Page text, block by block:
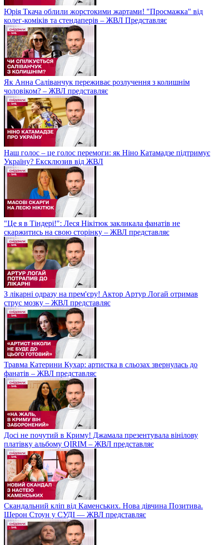
Юрія Ткача облили жорстокими жартами! "Просмажка" від
колег-коміків та стендаперів – ЖВЛ Представляє
Як Анна Саліванчук переживає розлучення з колишнім
чоловіком? – ЖВЛ представляє
Наш голос – це голос перемоги: як Ніно Катамадзе підтримує
Україну? Ексклюзив від ЖВЛ
"Це я в Тіндері!": Леся Нікітюк закликала фанатів не
скаржитись на свою сторінку – ЖВЛ представляє
З лікарні одразу на прем'єру! Актор Артур Логай отримав
струс мозку – ЖВЛ представляє
Травма Катерини Кухар: артистка в сльозах звернулась до
фанатів – ЖВЛ представляє
Досі не почутий в Криму! Джамала презентувала вінілову
платівку альбому QIRIM – ЖВЛ представляє
Скандальний кліп від Каменських. Нова дівчина Позитива.
Шерон Стоун у СУДІ — ЖВЛ представляє